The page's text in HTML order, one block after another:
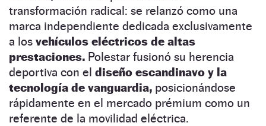
transformación radical: se relanzó como una
marca independiente dedicada exclusivamente
a los vehículos eléctricos de altas
prestaciones. Polestar fusionó su herencia
deportiva con el diseño escandinavo y la
tecnología de vanguardia, posicionándose
rápidamente en el mercado prémium como un
referente de la movilidad eléctrica.